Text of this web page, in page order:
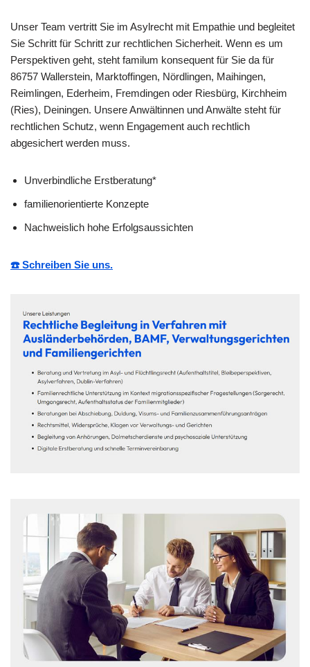
Unser Team vertritt Sie im Asylrecht mit Empathie und begleitet
Sie Schritt für Schritt zur rechtlichen Sicherheit. Wenn es um
Perspektiven geht, steht familum konsequent für Sie da für
86757 Wallerstein, Marktoffingen, Nördlingen, Maihingen,
Reimlingen, Ederheim, Fremdingen oder Riesbürg, Kirchheim
(Ries), Deiningen. Unsere Anwältinnen und Anwälte steht für
rechtlichen Schutz, wenn Engagement auch rechtlich
abgesichert werden muss.
Unverbindliche Erstberatung*
familienorientierte Konzepte
Nachweislich hohe Erfolgsaussichten
☎️ Schreiben Sie uns.